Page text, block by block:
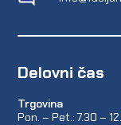
Delovni čas
Trgovina
Pon. – Pet.: 7.30 –